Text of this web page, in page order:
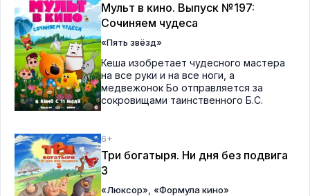
Мульт в кино. Выпуск №197:
Сочиняем чудеса
«Пять звёзд»
Кеша изобретает чудесного мастера
на все руки и на все ноги, а
медвежонок Бо отправляется за
сокровищами таинственного Б.С.
6+
Три богатыря. Ни дня без подвига
3
«Люксор» «Формула кино»